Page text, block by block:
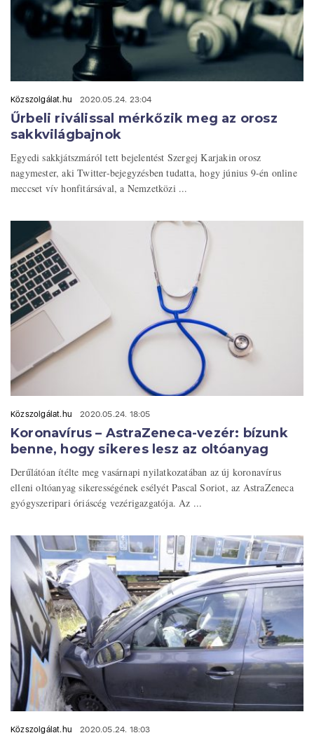
Közszolgálat.hu 2020.05.24. 23:04
Űrbeli riválissal mérkőzik meg az orosz
sakkvilágbajnok
Egyedi sakkjátszmáról tett bejelentést Szergej Karjakin orosz
nagymester, aki Twitter-bejegyzésben tudatta, hogy június 9-én online
meccset vív honfitársával, a Nemzetközi ...
Közszolgálat.hu 2020.05.24. 18:05
Koronavírus – AstraZeneca-vezér: bízunk
benne, hogy sikeres lesz az oltóanyag
Derűlátóan ítélte meg vasárnapi nyilatkozatában az új koronavírus
elleni oltóanyag sikerességének esélyét Pascal Soriot, az AstraZeneca
gyógyszeripari óriáscég vezérigazgatója. Az ...
Közszolgálat.hu 2020.05.24. 18:03